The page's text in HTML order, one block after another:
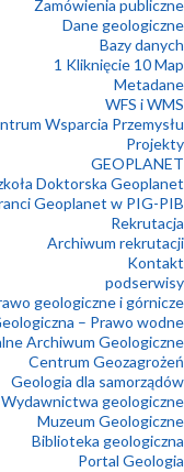
Zamówienia publiczne
Dane geologiczne
Bazy danych
1 Kliknięcie 10 Map
Metadane
WFS i WMS
Wsparcia Przemysłu
Projekty
GEOPLANET
Doktorska Geoplanet
Geoplanet w PIG-PIB
Rekrutacja
Archiwum rekrutacji
Kontakt
podserwisy
geologiczne i górnicze
– Prawo wodne
Archiwum Geologiczne
Centrum Geozagrożeń
Geologia dla samorządów
Wydawnictwa geologiczne
Muzeum Geologiczne
Biblioteka geologiczna
Portal Geologia